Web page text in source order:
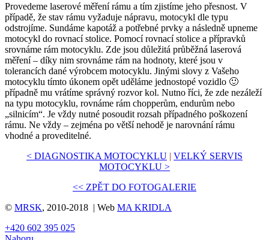
Provedeme laserové měření rámu a tím zjistíme jeho přesnost. V
případě, že stav rámu vyžaduje nápravu, motocykl dle typu
odstrojíme. Sundáme kapotáž a potřebné prvky a následně upneme
motocykl do rovnací stolice. Pomocí rovnací stolice a přípravků
srovnáme rám motocyklu. Zde jsou důležitá průběžná laserová
měření – díky nim srovnáme rám na hodnoty, které jsou v
tolerancích dané výrobcem motocyklu. Jinými slovy z Vašeho
motocyklu tímto úkonem opět uděláme jednostopé vozidlo 🙂
případně mu vrátíme správný rozvor kol. Nutno říci, že zde nezáleží
na typu motocyklu, rovnáme rám chopperům, endurům nebo
„silnicím“. Je vždy nutné posoudit rozsah případného poškození
rámu. Ne vždy – zejména po větší nehodě je narovnání rámu
vhodné a proveditelné.
< DIAGNOSTIKA MOTOCYKLU | VELKÝ SERVIS
MOTOCYKLU >
<< ZPĚT DO FOTOGALERIE
© MRSK, 2010-2018 | Web MA KRIDLA
+420 602 395 025